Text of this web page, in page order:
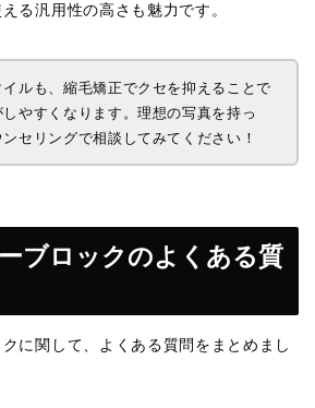
る汎用性の高さも魅力です。
イルも、縮毛矯正でクセを抑えることで
しやすくなります。理想の写真を持っ
セリングで相談してみてください！
ブロックのよくある質
に関して、よくある質問をまとめまし